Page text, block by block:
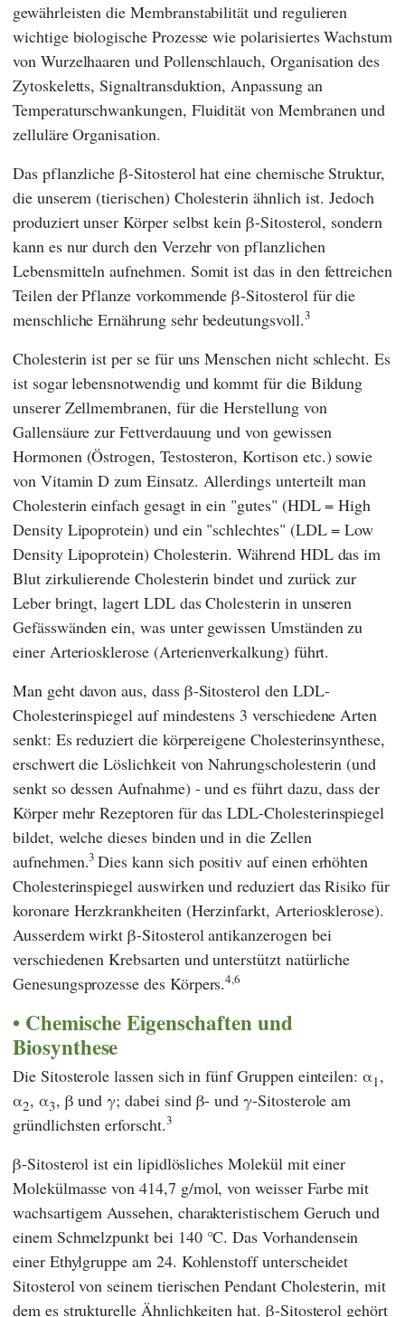
gewährleisten die Membranstabilität und regulieren
wichtige biologische Prozesse wie polarisiertes Wachstum
von Wurzelhaaren und Pollenschlauch, Organisation des
Zytoskeletts, Signaltransduktion, Anpassung an
Temperaturschwankungen, Fluidität von Membranen und
zelluläre Organisation.
Das pflanzliche β-Sitosterol hat eine chemische Struktur,
die unserem (tierischen) Cholesterin ähnlich ist. Jedoch
produziert unser Körper selbst kein β-Sitosterol, sondern
kann es nur durch den Verzehr von pflanzlichen
Lebensmitteln aufnehmen. Somit ist das in den fettreichen
Teilen der Pflanze vorkommende β-Sitosterol für die
menschliche Ernährung sehr bedeutungsvoll.3
Cholesterin ist per se für uns Menschen nicht schlecht. Es
ist sogar lebensnotwendig und kommt für die Bildung
unserer Zellmembranen, für die Herstellung von
Gallensäure zur Fettverdauung und von gewissen
Hormonen (Östrogen, Testosteron, Kortison etc.) sowie
von Vitamin D zum Einsatz. Allerdings unterteilt man
Cholesterin einfach gesagt in ein "gutes" (HDL = High
Density Lipoprotein) und ein "schlechtes" (LDL = Low
Density Lipoprotein) Cholesterin. Während HDL das im
Blut zirkulierende Cholesterin bindet und zurück zur
Leber bringt, lagert LDL das Cholesterin in unseren
Gefässwänden ein, was unter gewissen Umständen zu
einer Arteriosklerose (Arterienverkalkung) führt.
Man geht davon aus, dass β-Sitosterol den LDL-
Cholesterinspiegel auf mindestens 3 verschiedene Arten
senkt: Es reduziert die körpereigene Cholesterinsynthese,
erschwert die Löslichkeit von Nahrungscholesterin (und
senkt so dessen Aufnahme) - und es führt dazu, dass der
Körper mehr Rezeptoren für das LDL-Cholesterinspiegel
bildet, welche dieses binden und in die Zellen
aufnehmen.3 Dies kann sich positiv auf einen erhöhten
Cholesterinspiegel auswirken und reduziert das Risiko für
koronare Herzkrankheiten (Herzinfarkt, Arteriosklerose).
Ausserdem wirkt β-Sitosterol antikanzerogen bei
verschiedenen Krebsarten und unterstützt natürliche
Genesungsprozesse des Körpers.4,6
Chemische Eigenschaften und
Biosynthese
Die Sitosterole lassen sich in fünf Gruppen einteilen: α1 ,
α2, α3, β und γ; dabei sind β- und γ-Sitosterole am
gründlichsten erforscht.3
β-Sitosterol ist ein lipidlösliches Molekül mit einer
Molekülmasse von 414,7 g/mol, von weisser Farbe mit
wachsartigem Aussehen, charakteristischem Geruch und
einem Schmelzpunkt bei 140 °C. Das Vorhandensein
einer Ethylgruppe am 24. Kohlenstoff unterscheidet
Sitosterol von seinem tierischen Pendant Cholesterin, mit
dem es strukturelle Ähnlichkeiten hat. β-Sitosterol gehört